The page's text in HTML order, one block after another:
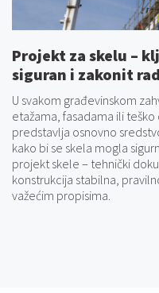
Projekt za skelu –
siguran i zakonit
U svakom građevinskom
etažama, fasadama ili
predstavlja osnovno
kako bi se skela mogla
projekt skele – tehnički
konstrukcija stabilna,
važećim propisima.